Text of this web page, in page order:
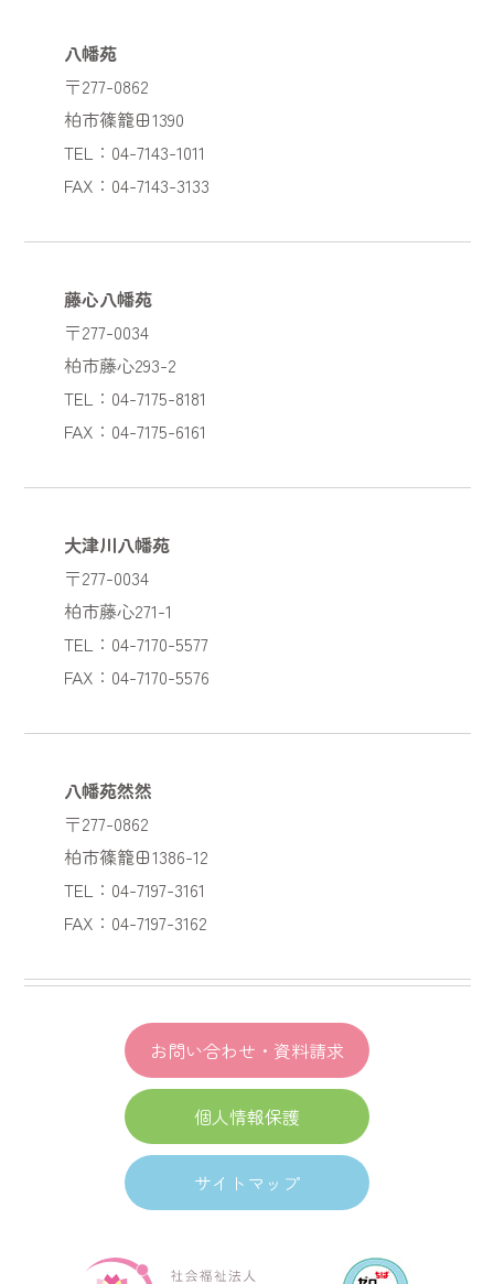
八幡苑
〒277-0862
柏市篠籠田1390
TEL：04-7143-1011
FAX：04-7143-3133
藤心八幡苑
〒277-0034
柏市藤心293-2
TEL：04-7175-8181
FAX：04-7175-6161
大津川八幡苑
〒277-0034
柏市藤心271-1
TEL：04-7170-5577
FAX：04-7170-5576
八幡苑然然
〒277-0862
柏市篠籠田1386-12
TEL：04-7197-3161
FAX：04-7197-3162
お問い合わせ・資料請求
個人情報保護
サイトマップ